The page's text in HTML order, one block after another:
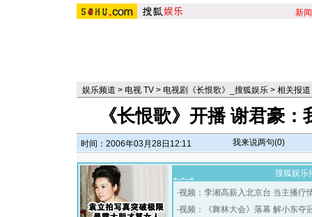
新闻
娱乐频道 > 电视 TV > 电视剧《长恨歌》_搜狐娱乐 > 相关报道
《长恨歌》开播 谢君豪
时间：2006年03月28日12:11 我来说两句(0)
搜狐娱乐
·视频：李湘高薪入北京台 当主播疗
·视频：《舞林大会》落幕 解小东夺